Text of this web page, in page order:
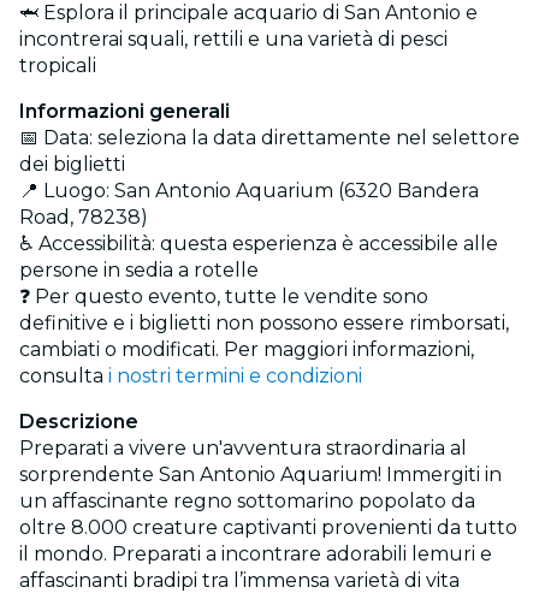
🦈 Esplora il principale acquario di San Antonio e
incontrerai squali, rettili e una varietà di pesci
tropicali
Informazioni generali
📅 Data: seleziona la data direttamente nel selettore
dei biglietti
📍 Luogo: San Antonio Aquarium (6320 Bandera
Road, 78238)
♿ Accessibilità: questa esperienza è accessibile alle
persone in sedia a rotelle
❓ Per questo evento, tutte le vendite sono
definitive e i biglietti non possono essere rimborsati,
cambiati o modificati. Per maggiori informazioni,
consulta i nostri termini e condizioni
Descrizione
Preparati a vivere un'avventura straordinaria al
sorprendente San Antonio Aquarium! Immergiti in
un affascinante regno sottomarino popolato da
oltre 8.000 creature captivanti provenienti da tutto
il mondo. Preparati a incontrare adorabili lemuri e
affascinanti bradipi tra l’immensa varietà di vita